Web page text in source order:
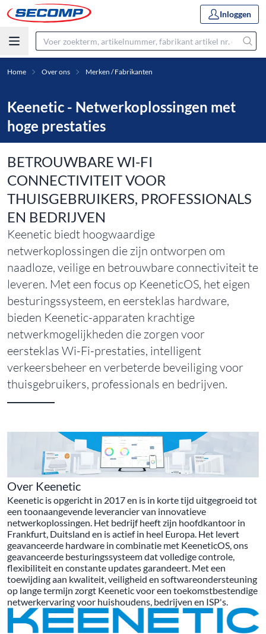
Inloggen
Home Over ons Merken / Fabrikanten
Keenetic - Netwerkoplossingen met
hoge prestaties
BETROUWBARE WI-FI
CONNECTIVITEIT VOOR
THUISGEBRUIKERS, PROFESSIONALS
EN BEDRIJVEN
Keenetic biedt hoogwaardige
netwerkoplossingen die zijn ontworpen om
naadloze, veilige en betrouwbare connectiviteit te
leveren. Met een focus op KeeneticOS, het eigen
besturingssysteem, en eersteklas hardware,
bieden Keenetic-apparaten krachtige
netwerkmogelijkheden die zorgen voor
eersteklas Wi-Fi-prestaties, intelligent
verkeersbeheer en verbeterde beveiliging voor
thuisgebruikers, professionals en bedrijven.
Over Keenetic
Keenetic is opgericht in 2017 en is in korte tijd uitgegroeid tot
een toonaangevende leverancier van innovatieve
netwerkoplossingen. Het bedrijf heeft zijn hoofdkantoor in
Frankfurt, Duitsland en is actief in heel Europa. Het levert
geavanceerde hardware in combinatie met KeeneticOS, ons
geavanceerde besturingssysteem dat volledige controle,
flexibiliteit en constante updates garandeert. Met een
toewijding aan kwaliteit, veiligheid en softwareondersteuning
op lange termijn zorgt Keenetic voor een toekomstbestendige
netwerkervaring voor huishoudens, bedrijven en ISP's.